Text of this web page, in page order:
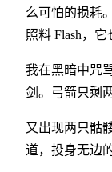
么可怕的损耗
照料 Flash，它
我在黑暗中咒
剑。弓箭只剩
又出现两只骷
道，投身无边